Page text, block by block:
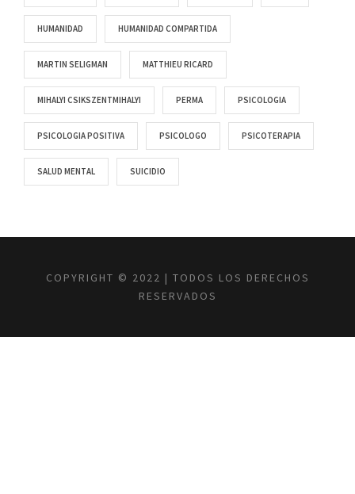
HUMANIDAD HUMANIDAD COMPARTIDA
MARTIN SELIGMAN MATTHIEU RICARD
MIHALYI CSIKSZENTMIHALYI PERMA PSICOLOGIA
PSICOLOGIA POSITIVA PSICOLOGO PSICOTERAPIA
SALUD MENTAL SUICIDIO
COPYRIGHT © 2022 | TODOS LOS DERECHOS
RESERVADOS